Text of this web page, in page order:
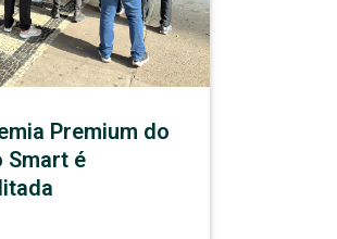
Premium do
Smart é